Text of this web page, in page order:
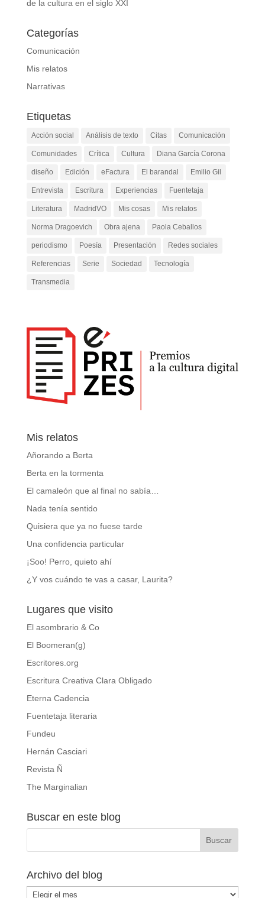
de la cultura en el siglo XXI
Categorías
Comunicación
Mis relatos
Narrativas
Etiquetas
Acción social Análisis de texto Citas Comunicación
Comunidades Crítica Cultura Diana García Corona
diseño Edición eFactura El barandal Emilio Gil
Entrevista Escritura Experiencias Fuentetaja
Literatura MadridVO Mis cosas Mis relatos
Norma Dragoevich Obra ajena Paola Ceballos
periodismo Poesía Presentación Redes sociales
Referencias Serie Sociedad Tecnología
Transmedia
Mis relatos
Añorando a Berta
Berta en la tormenta
El camaleón que al final no sabía…
Nada tenía sentido
Quisiera que ya no fuese tarde
Una confidencia particular
¡Soo! Perro, quieto ahí
¿Y vos cuándo te vas a casar, Laurita?
Lugares que visito
El asombrario & Co
El Boomeran(g)
Escritores.org
Escritura Creativa Clara Obligado
Eterna Cadencia
Fuentetaja literaria
Fundeu
Hernán Casciari
Revista Ñ
The Marginalian
Buscar en este blog
Archivo del blog
Archivo